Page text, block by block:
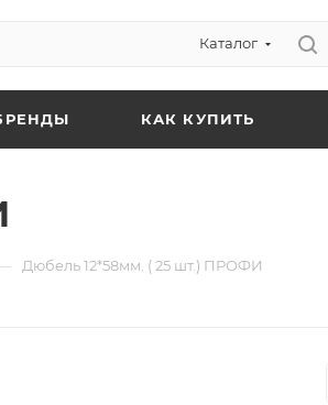
Каталог
КАК КУПИТЬ
Дюбель 12*58мм. ( 25 шт.) ПРОФИ